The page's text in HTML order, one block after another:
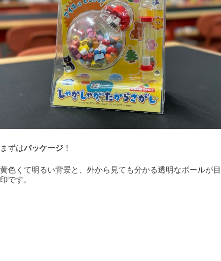
まずはパッケージ ！
黄色くて明るい背景と、外から見ても分かる透明なボールが目
印です。